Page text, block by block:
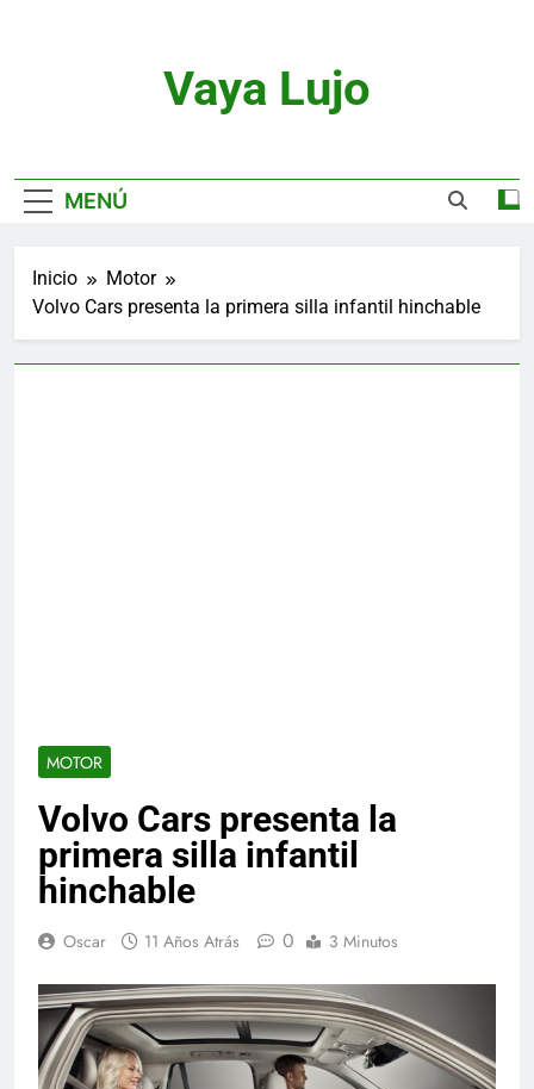
Vaya Lujo
MENÚ
Inicio
Motor
Volvo Cars presenta la primera silla infantil hinchable
MOTOR
Volvo Cars presenta la
primera silla infantil
hinchable
Oscar 11 Años Atrás 0 3 Minutos